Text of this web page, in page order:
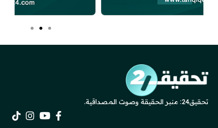
تحقيق24: منبر الحقيقة وصوت المصداقية.